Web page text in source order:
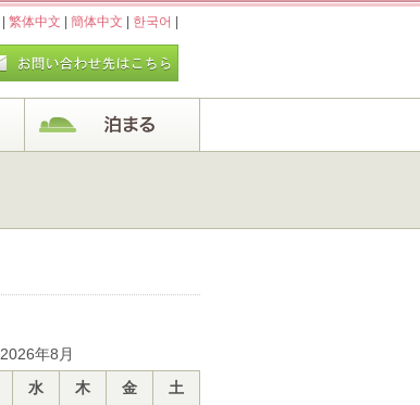
繁体中文 簡体中文 한국어
2026年8月
水 木 金
土